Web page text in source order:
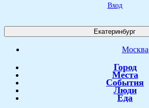
Вход
Екатеринбург
Москва
Город
Места
События
Люди
Еда